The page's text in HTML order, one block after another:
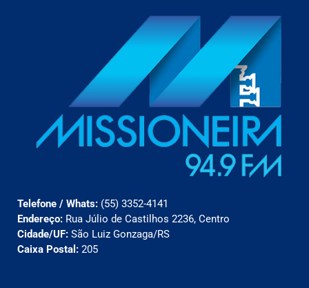
Telefone / Whats: (55) 3352-4141
Endereço: Rua Júlio de Castilhos 2236, Centro
Cidade/UF: São Luiz Gonzaga/RS
Caixa Postal: 205